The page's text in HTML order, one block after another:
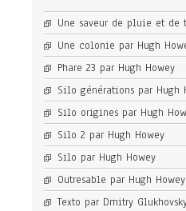
Une saveur de pluie et de
Une colonie par Hugh
Phare 23 par Hugh Howey
Silo générations par Hugh
Silo origines par Hugh
Silo 2 par Hugh Howey
Silo par Hugh Howey
Outresable par Hugh Howey
Texto par Dmitry